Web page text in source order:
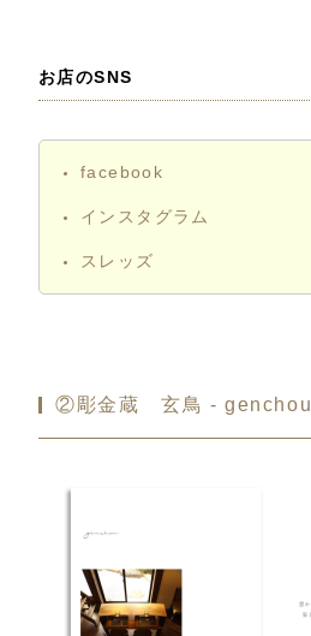
お店のSNS
facebook
インスタグラム
スレッズ
②彫金蔵 玄鳥 ‐ genchou